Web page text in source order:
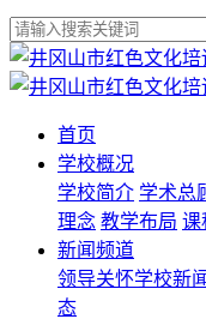
首页
学校概况
学校简介 学术总
理念 教学布局 课
新闻频道
领导关怀学校新闻
态